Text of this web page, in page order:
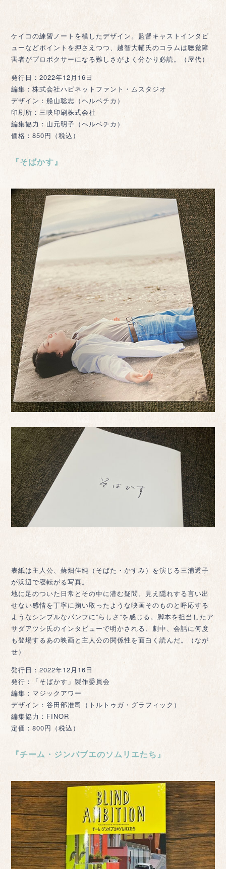
ケイコの練習ノートを模したデザイン。監督キャストインタビ
ューなどポイントを押さえつつ、越智大輔氏のコラムは聴覚障
害者がプロボクサーになる難しさがよく分かり必読。（屋代）
発行日：2022年12月16日
編集：株式会社ハピネットファント・ムスタジオ
デザイン：船山聡志（ヘルベチカ）
印刷所：三映印刷株式会社
編集協力：山元明子（ヘルベチカ）
価格：850円（税込）
『そばかす』
表紙は主人公、蘇畑佳純（そばた・かすみ）を演じる三浦透子
が浜辺で寝転がる写真。
地に足のついた日常とその中に潜む疑問、見え隠れする言い出
せない感情を丁寧に掬い取ったような映画そのものと呼応する
ようなシンプルなパンフに”らしさ”を感じる。脚本を担当したア
サダアツシ氏のインタビューで明かされる、劇中、会話に何度
も登場するあの映画と主人公の関係性を面白く読んだ。（なが
せ）
発行日：2022年12月16日
発行：「そばかす」製作委員会
編集：マジックアワー
デザイン：谷田部准司（トルトゥガ・グラフィック）
編集協力：FINOR
定価：800円（税込）
『チーム・ジンバブエのソムリエたち』